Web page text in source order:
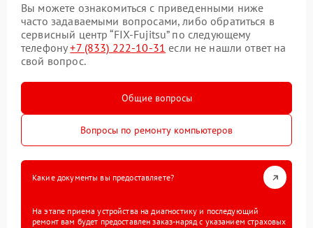
Вы можете ознакомиться с приведенными ниже
часто задаваемыми вопросами, либо обратиться в
сервисный центр “FIX-Fujitsu” по следующему
телефону+7 (833) 222-10-31 если не нашли ответ на
свой вопрос.
Общие вопросы
Вопросы по ремонту компьютеров
Какие документы вы предоставляете?
На этапе приема устройства на диагностику и последующий
ремонт вам будет предоставлен заказ-наряд с указанием страховых